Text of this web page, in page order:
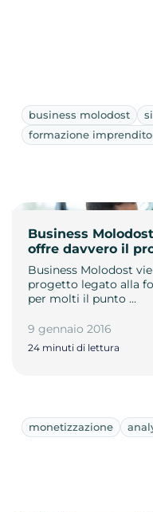
business molodost
formazione
Business
offre davvero il
Business Molodost
progetto legato alla
per molti il punto …
9 gennaio 2016
24 minuti di lettura
monetizzazione